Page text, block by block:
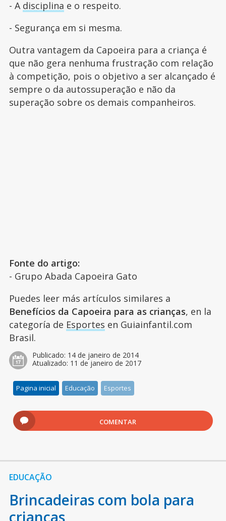
- A disciplina e o respeito.
- Segurança em si mesma.
Outra vantagem da Capoeira para a criança é
que não gera nenhuma frustração com relação
à competição, pois o objetivo a ser alcançado é
sempre o da autossuperação e não da
superação sobre os demais companheiros.
Fonte do artigo:
- Grupo Abada Capoeira Gato
Puedes leer más artículos similares a
Benefícios da Capoeira para as crianças, en la
categoría de Esportes en Guiainfantil.com
Brasil.
Publicado: 14 de janeiro de 2014
Atualizado: 11 de janeiro de 2017
Pagina inicial Educação Esportes
COMENTAR
EDUCAÇÃO
Brincadeiras com bola para
crianças